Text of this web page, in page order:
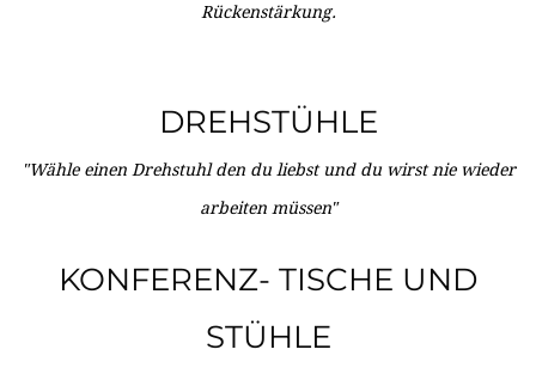
Rückenstärkung.
DREHSTÜHLE
"Wähle einen Drehstuhl den du liebst und du wirst nie wieder
arbeiten müssen"
KONFERENZ- TISCHE UND
STÜHLE